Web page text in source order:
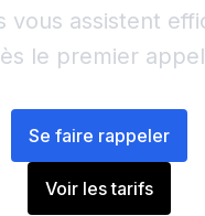
vous assistent
le premier
Se faire rappeler
Voir les tarifs